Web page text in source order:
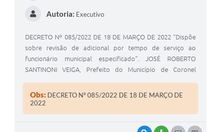
Autoria: Executivo
DECRETO Nº 085/2022 DE 18 DE MARÇO DE 2022 "Dispõe
sobre revisão de adicional por tempo de serviço ao
funcionário municipal especificado". JOSÉ ROBERTO
SANTINONI VEIGA, Prefeito do Município de Coronel
legais de seu cargo.
Obs: DECRETO Nº 085/2022 DE 18 DE MARÇO DE
2022